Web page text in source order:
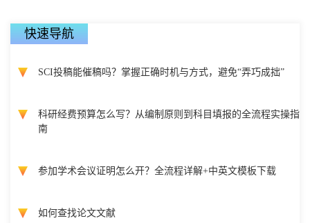
快速导航
SCI投稿能催稿吗？掌握正确时机与方式，避免“弄巧成拙”
科研经费预算怎么写？从编制原则到科目填报的全流程实操指
南
参加学术会议证明怎么开？全流程详解+中英文模板下载
如何查找论文文献